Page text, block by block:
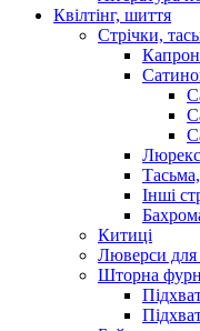
Квілтінг, шиття
Стрічки,
Інші
Китиці
Люверси для
Шторна